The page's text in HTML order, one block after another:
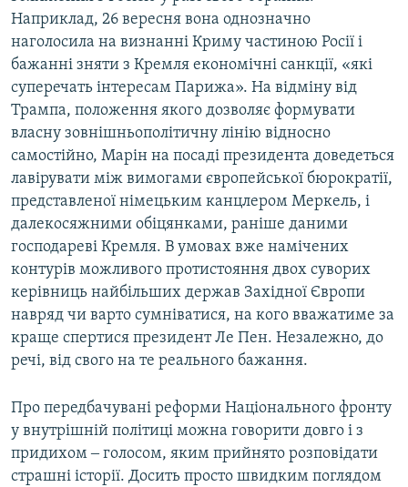
Наприклад, 26 вересня вона однозначно
наголосила на визнанні Криму частиною Росії і
бажанні зняти з Кремля економічні санкції, «які
суперечать інтересам Парижа». На відміну від
Трампа, положення якого дозволяє формувати
власну зовнішньополітичну лінію відносно
самостійно, Марін на посаді президента доведеться
лавірувати між вимогами європейської бюрократії,
представленої німецьким канцлером Меркель, і
далекосяжними обіцянками, раніше даними
господареві Кремля. В умовах вже намічених
контурів можливого протистояння двох суворих
керівниць найбільших держав Західної Європи
навряд чи варто сумніватися, на кого вважатиме за
краще спертися президент Ле Пен. Незалежно, до
речі, від свого на те реального бажання.
Про передбачувані реформи Національного фронту
у внутрішній політиці можна говорити довго і з
придихом ‒ голосом, яким прийнято розповідати
страшні історії. Досить просто швидким поглядом